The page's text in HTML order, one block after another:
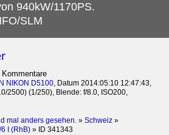
940kW/1170PS.
SLM
NIKON D5100, Datum 2014:05:10 12:47:43,
2500) (1/250), Blende: f/8.0, ISO200,
mal anders gesehen. » Schweiz »
I (RhB) » ID 341343